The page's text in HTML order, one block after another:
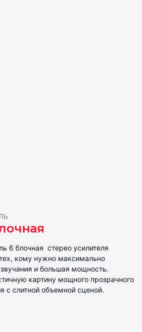
6 блочная стерео усилителя
кому нужно максимально
и большая мощность.
картину мощного прозрачного
с слитной объемной сценой.